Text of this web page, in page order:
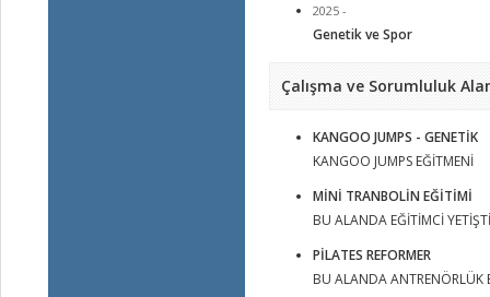
2025 -
Genetik ve Spor
Çalışma ve Sorumluluk
KANGOO JUMPS - GENETİK
KANGOO JUMPS EĞİTMENİ
MİNİ TRANBOLİN EĞİTİMİ
BU ALANDA EĞİTİMCİ
PİLATES REFORMER
BU ALANDA ANTRENÖRLÜK